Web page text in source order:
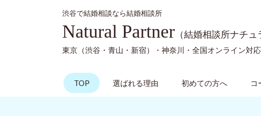
渋谷で結婚相談なら結婚相談所
Natural Partner （結婚相談所ナチュ
東京（渋谷・青山・新宿）・神奈川・全国オンライン対応
TOP 選ばれる理由 初めての方へ コ